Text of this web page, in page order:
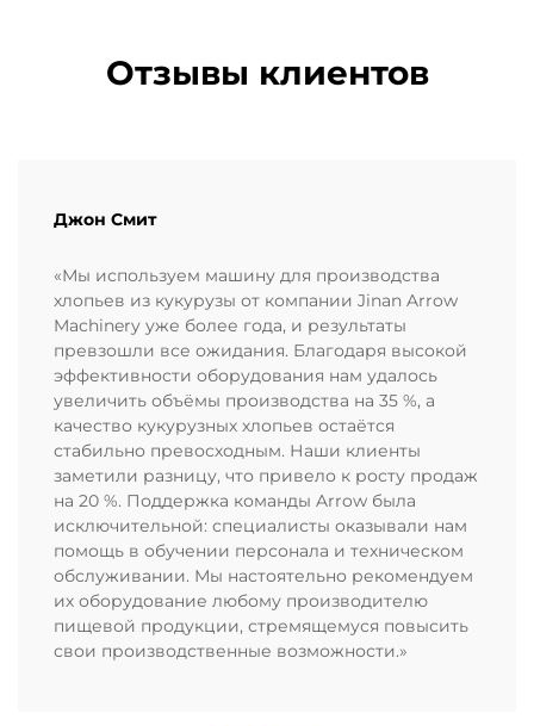
Отзывы клиентов
Джон Смит
«Мы используем машину для производства
хлопьев из кукурузы от компании Jinan Arrow
Machinery уже более года, и результаты
превзошли все ожидания. Благодаря высокой
эффективности оборудования нам удалось
увеличить объёмы производства на 35 %, а
качество кукурузных хлопьев остаётся
стабильно превосходным. Наши клиенты
заметили разницу, что привело к росту продаж
на 20 %. Поддержка команды Arrow была
исключительной: специалисты оказывали нам
помощь в обучении персонала и техническом
обслуживании. Мы настоятельно рекомендуем
их оборудование любому производителю
пищевой продукции, стремящемуся повысить
свои производственные возможности.»